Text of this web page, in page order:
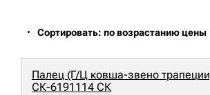
Сортировать: по возрастанию цены
Палец (Г/Ц ковша-звено
СК-6191114 СК